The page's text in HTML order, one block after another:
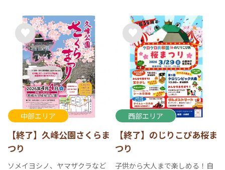
中部エリア
【終了】久峰公園さくらま
つり
ソメイヨシノ、ヤマザクラなど
西部エリア
【終了】のじりこぴあ桜ま
つり
子供から大人まで楽しめる！自